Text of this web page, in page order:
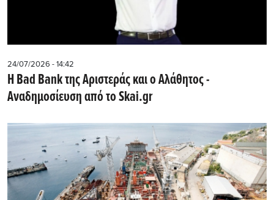
24/07/2026 - 14:42
Η Bad Bank της Αριστεράς και ο Αλάθητος -
Αναδημοσίευση από το Skai.gr